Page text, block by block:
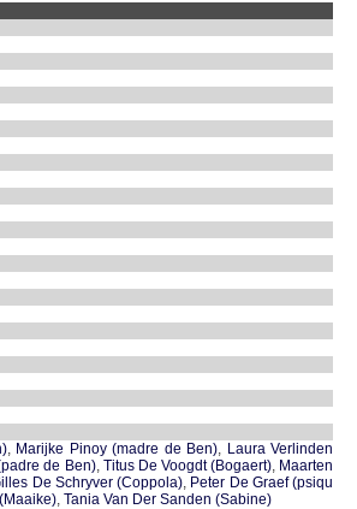
, Marijke Pinoy (madre de Ben)
Laura Verlinden
de Ben), Titus De Voogdt (Bogaert), Maarten
De Schryver (Coppola) Peter De Graef (psiqu
Tania Van Der Sanden (Sabine)